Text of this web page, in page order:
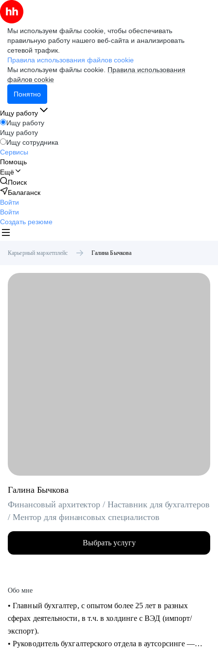
Мы используем файлы cookie, чтобы обеспечивать
правильную работу нашего веб-сайта и анализировать
сетевой трафик.
Правила использования файлов cookie
Мы используем файлы cookie. Правила использования
файлов cookie
Понятно
Ищу работу
Ищу работу
Ищу работу
Ищу сотрудника
Сервисы
Помощь
Ещё
Поиск
Балаганск
Войти
Войти
Создать резюме
Карьерный маркетплейс Галина Бычкова
Галина Бычкова
Финансовый архитектор / Наставник для бухгалтеров
/ Ментор для финансовых специалистов
Выбрать услугу
Обо мне
• Главный бухгалтер, с опытом более 25 лет в разных
сферах деятельности, в т.ч. в холдинге с ВЭД (импорт/
экспорт).
• Руководитель бухгалтерского отдела в аутсорсинге —